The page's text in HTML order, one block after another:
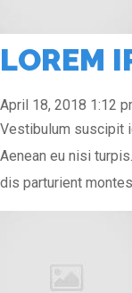
LOREM
April 18, 2018 1:12
Vestibulum suscipit
Aenean eu nisi
dis parturient